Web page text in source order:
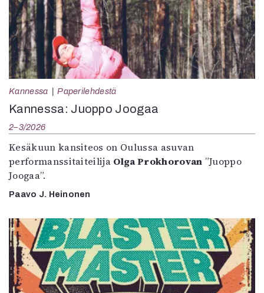
Kannessa Paperilehdestä
Kannessa: Juoppo Joogaa
2–3/2026
Kesäkuun kansiteos on Oulussa asuvan
performanssitaiteilija Olga Prokhorovan ”Juoppo
Joogaa”.
Paavo J. Heinonen